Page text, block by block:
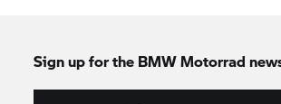
Sign up for the BMW Motorrad